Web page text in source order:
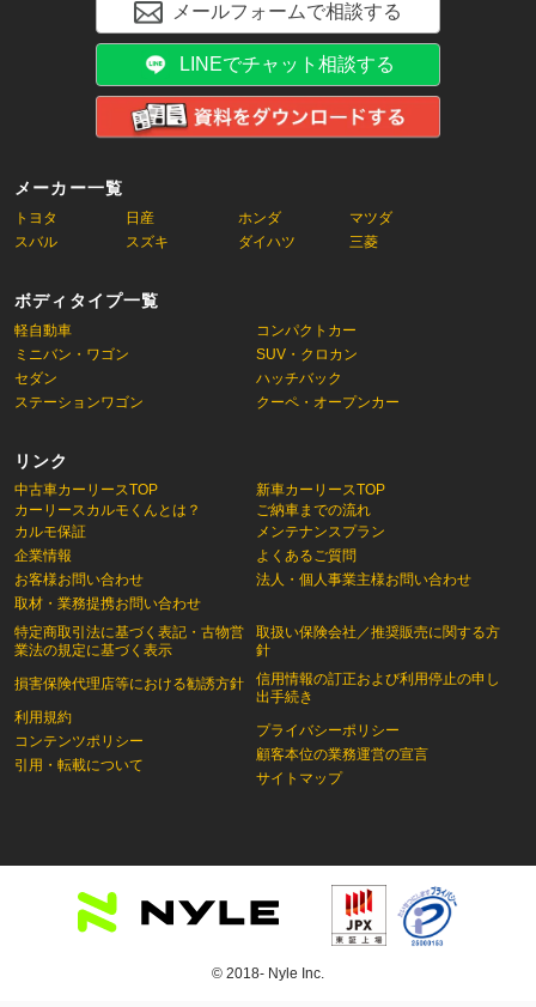
メーカー一覧
トヨタ 日産 ホンダ
マツダ
スバル
スズキ ダイハツ 三菱
ボディタイプ一覧
軽自動車
コンパクトカー
ミニバン・ワゴン
SUV・クロカン
セダン
ハッチバック
ステーションワゴン
クーペ・オープンカー
リンク
中古車カーリースTOP
カーリースカルモくんとは？
新車カーリースTOP
ご納車までの流れ
カルモ保証
企業情報
お客様お問い合わせ
取材・業務提携お問い合わせ
特定商取引法に基づく表記・古物営
業法の規定に基づく表示
損害保険代理店等における勧誘方針
利用規約
コンテンツポリシー
引用・転載について
メンテナンスプラン
よくあるご質問
法人・個人事業主様お問い合わせ
取扱い保険会社／推奨販売に関する方
針
信用情報の訂正および利用停止の申し
出手続き
プライバシーポリシー
顧客本位の業務運営の宣言
サイトマップ
メールフォームで相談する
LINEでチャット相談する
© 2018- Nyle Inc.